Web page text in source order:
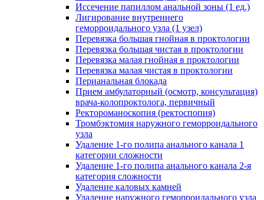
Иссечение папиллом анальной зоны (1 ед.)
Лигирование внутреннего
геморроидального узла (1 узел)
Перевязка большая гнойная в проктологии
Перевязка большая чистая в проктологии
Перевязка малая гнойная в проктологии
Перевязка малая чистая в проктологии
Перианальная блокада
Прием амбулаторный (осмотр, консультация)
врача-колопроктолога, первичный
Ректороманоскопия (ректоспопия)
Тромбэктомия наружного геморроидального
узла
Удаление 1-го полипа анального канала 1
категории сложности
Удаление 1-го полипа анального канала 2-я
категория сложности
Удаление каловых камней
Удаление наружного геморроидального узла